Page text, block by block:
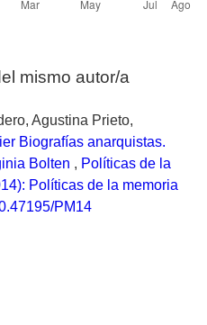
mismo autor/a
Agustina Prieto,
Biografías anarquistas.
Bolten , Políticas de la
Políticas de la memoria
PM14